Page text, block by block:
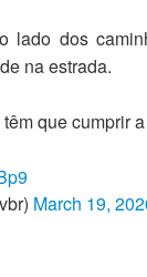
lado dos
na estrada.
que cumprir
March 19,